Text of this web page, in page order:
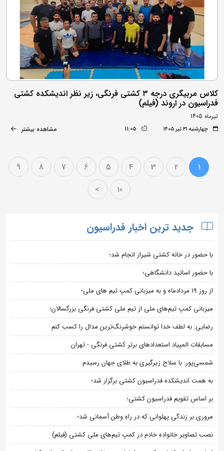
کلاس مربیگری درجه ۳ کشتی فرنگی، زیر نظر اندیشکده کشتی
فدراسیون در اروند (فیلم)
تیرماه 1405
چهارشنبه ۳۱ تیر ۱۴۰۵ 11:05 مشاهده بیشتر
1
2
3
4
5
6
7
8
9
10
>
جدید ترین اخبار فدراسیون
با حضور در خانه کشتی شیراز انجام شد؛
با حضور اساتید دانشگاهی؛
از روز 19 مردادماه و به میزبانی کمپ تیم های ملی؛
میزبانی کمپ تیم‌های ملی از تیم ملی کشتی فرنگی بزرگسالان؛
رضایی: به لطف خدا توانستم خوشرنگ‌ترین مدال را کسب کنم
مسابقات المپیاد استعدادهای برتر کشتی فرنگی - تهران
شمسی‌پور: با سلاح زیرگیری به طلای جهان رسیدم
به همت اندیشکده فدراسیون کشتی برگزار شد؛
بر اساس تقویم فدراسیون کشتی؛
مروری بر زندگی پهلوانی که در راه وطن آسمانی شد؛
نصب تصاویر خانواده خادم در کمپ تیم‌های ملی کشتی (فیلم)